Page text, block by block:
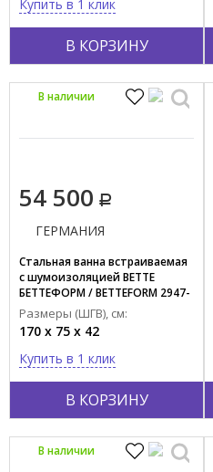
Показать все
Современный
ИТАЛИЯ
КИТАЙ
ФРАНЦИЯ
ЯПОНИЯ
Тип функций
Дезинфекция
Хромотерапия
В КОРЗИНУ
Купить в 1 клик
54 500
В КОРЗИНУ
ГЕРМАНИЯ
Стальная ванна встраиваемая
с шумоизоляцией BETTE
БЕТТЕФОРМ / BETTEFORM 2947-
000 AD
Размеры (ШГВ), см:
170 x 75 x 42
Купить в 1 клик
В наличии
В наличии